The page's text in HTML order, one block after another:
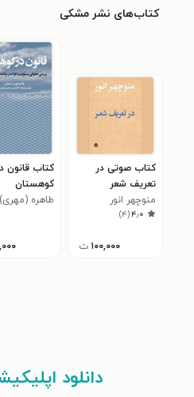
کتاب‌های نشر مشکی
کتاب صوتی در
تعریف شعر
منوچهر انور
۴٫۰(۴)
۱۰۰,۰۰۰ ت
کتاب قانون
کوهستان
طاهره (مهری)
دانلود